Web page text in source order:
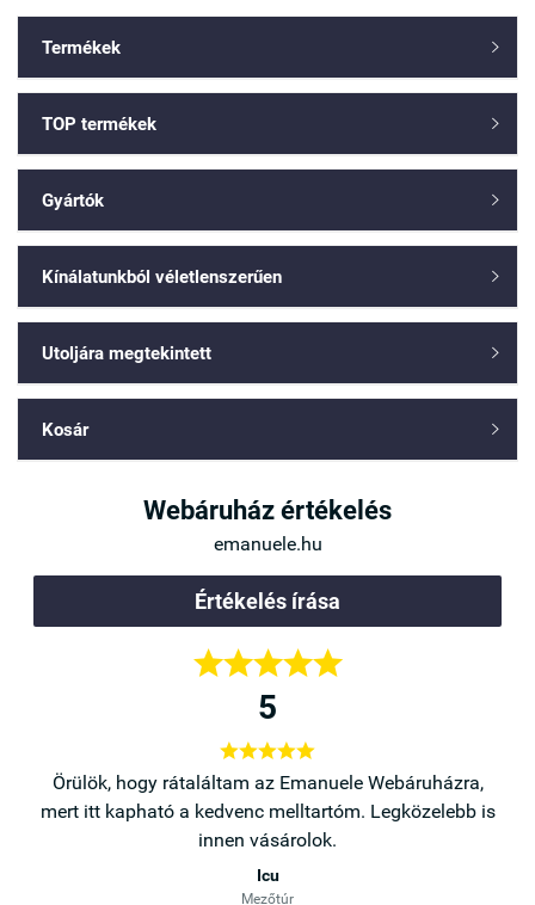
Termékek 
TOP termékek 
Gyártók 
Kínálatunkból véletlenszerűen 
Utoljára megtekintett 
Kosár 
Webáruház értékelés
emanuele.hu
Értékelés írása

5

Örülök, hogy rátaláltam az Emanuele Webáruházra,
mert itt kapható a kedvenc melltartóm. Legközelebb is
innen vásárolok.
Icu
Mezőtúr